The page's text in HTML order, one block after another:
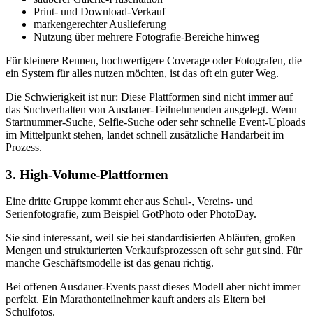
Print- und Download-Verkauf
markengerechter Auslieferung
Nutzung über mehrere Fotografie-Bereiche hinweg
Für kleinere Rennen, hochwertigere Coverage oder Fotografen, die
ein System für alles nutzen möchten, ist das oft ein guter Weg.
Die Schwierigkeit ist nur: Diese Plattformen sind nicht immer auf
das Suchverhalten von Ausdauer-Teilnehmenden ausgelegt. Wenn
Startnummer-Suche, Selfie-Suche oder sehr schnelle Event-Uploads
im Mittelpunkt stehen, landet schnell zusätzliche Handarbeit im
Prozess.
3. High-Volume-Plattformen
Eine dritte Gruppe kommt eher aus Schul-, Vereins- und
Serienfotografie, zum Beispiel GotPhoto oder PhotoDay.
Sie sind interessant, weil sie bei standardisierten Abläufen, großen
Mengen und strukturierten Verkaufsprozessen oft sehr gut sind. Für
manche Geschäftsmodelle ist das genau richtig.
Bei offenen Ausdauer-Events passt dieses Modell aber nicht immer
perfekt. Ein Marathonteilnehmer kauft anders als Eltern bei
Schulfotos.